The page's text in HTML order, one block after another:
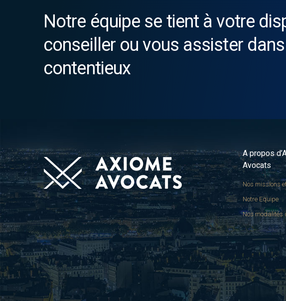
Notre équipe se tient à votre
conseiller ou vous assister
contentieux
A propos
Avocats
Nos missions
Notre Equipe
Nos modalités